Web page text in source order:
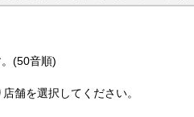
(50音順)
舗を選択してください。